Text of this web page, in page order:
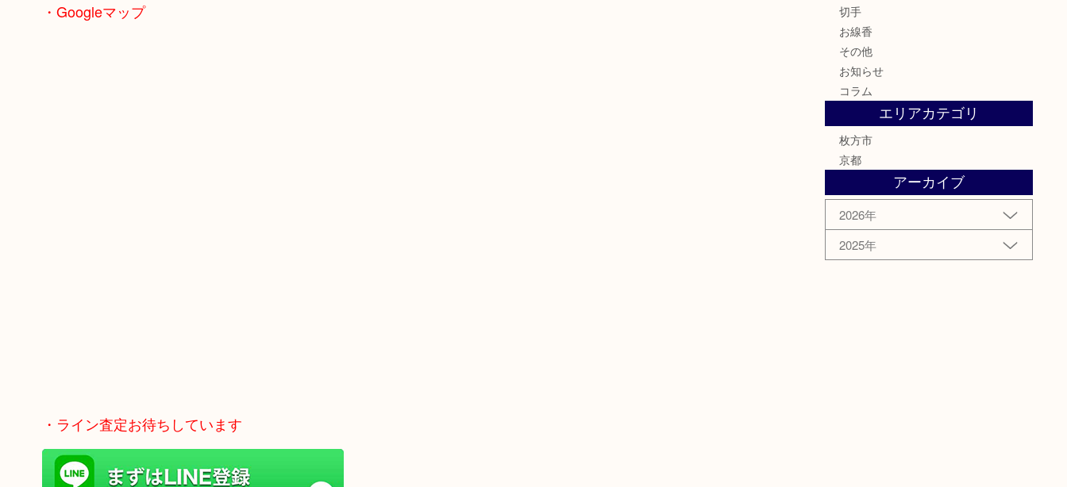
・Googleマップ
・ライン査定お待ちしています
切手
お線香
その他
お知らせ
コラム
エリアカテゴリ
枚方市
京都
アーカイブ
2026年
2025年